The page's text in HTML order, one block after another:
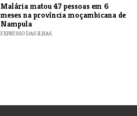
​Malária matou 47 pessoas em 6
meses na província moçambicana de
Nampula
EXPRESSO DAS ILHAS